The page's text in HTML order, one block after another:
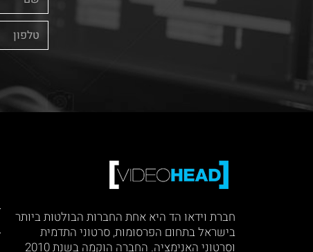
חברת וידאו הד היא אחת החברות הבולטות ביותר
בישראל בתחום הפרסומות, סרטוני התדמית
וסרטוני האנימציה. החברה הוקמה בשנת 2010